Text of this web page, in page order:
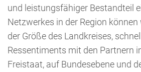
und leistungsfähiger Bestandteil
Netzwerkes in der Region
der Größe des Landkreises,
Ressentiments mit den Partnern
Freistaat, auf Bundesebene und